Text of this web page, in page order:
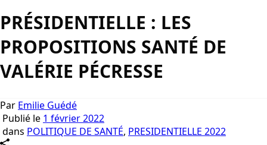
PRÉSIDENTIELLE : LES
PROPOSITIONS SANTÉ DE
VALÉRIE PÉCRESSE
Par Emilie Guédé
Publié le 1 février 2022
dans POLITIQUE DE SANTÉ, PRESIDENTIELLE 2022